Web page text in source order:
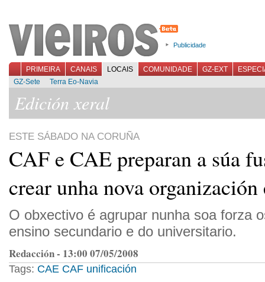
Publicidade
PRIMEIRA CANAIS LOCAIS COMUNIDADE GZ-EXT
GZ-Sete
Terra Eo-Navia
Edición xeral
ESTE SÁBADO NA CORUÑA
CAF e CAE preparan a súa
crear unha nova
O obxectivo é agrupar nunha soa forza
ensino secundario e do universitario.
Redacción - 13:00 07/05/2008
Tags: CAE CAF unificación